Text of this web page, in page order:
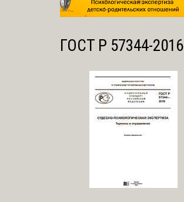
ГОСТ Р 57344-2016